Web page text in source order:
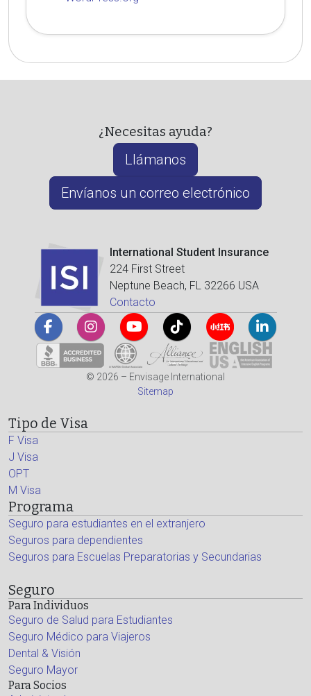
¿Necesitas ayuda?
Llámanos
Envíanos un correo electrónico
International Student Insurance
224 First Street
Neptune Beach, FL 32266 USA
Contacto
© 2026 – Envisage International
Sitemap
Tipo de Visa
F Visa
J Visa
OPT
M Visa
Programa
Seguro para estudiantes en el extranjero
Seguros para dependientes
Seguros para Escuelas Preparatorias y Secundarias
Seguro
Para Individuos
Seguro de Salud para Estudiantes
Seguro Médico para Viajeros
Dental & Visión
Seguro Mayor
Para Socios